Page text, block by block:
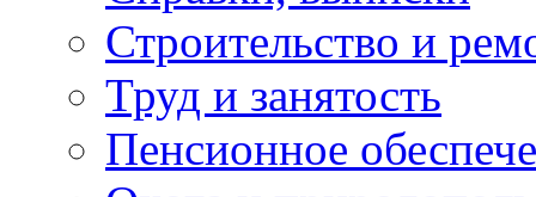
Строительство и
Труд и занятость
Пенсионное